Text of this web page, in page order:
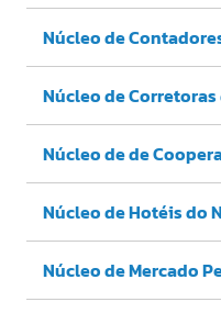
Núcleo de
Núcleo de Corretoras
Núcleo de de
Núcleo de Hotéis do
Núcleo de Mercado